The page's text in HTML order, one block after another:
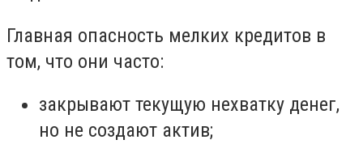
Главная опасность мелких кредитов в
том, что они часто:
закрывают текущую нехватку денег,
но не создают актив;